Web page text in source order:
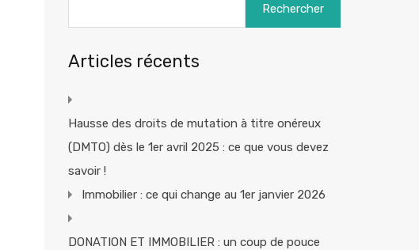
Rechercher
Articles récents
Hausse des droits de mutation à titre onéreux
(DMTO) dès le 1er avril 2025 : ce que vous devez
savoir !
Immobilier : ce qui change au 1er janvier 2026
DONATION ET IMMOBILIER : un coup de pouce